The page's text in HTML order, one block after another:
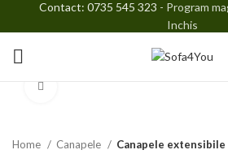
Home Canapele Canapele extensibile
Contact: 0735 545 323 - Program
Inchis